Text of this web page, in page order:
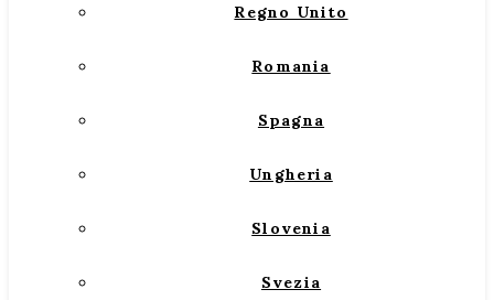
Regno Unito
Romania
Spagna
Ungheria
Slovenia
Svezia